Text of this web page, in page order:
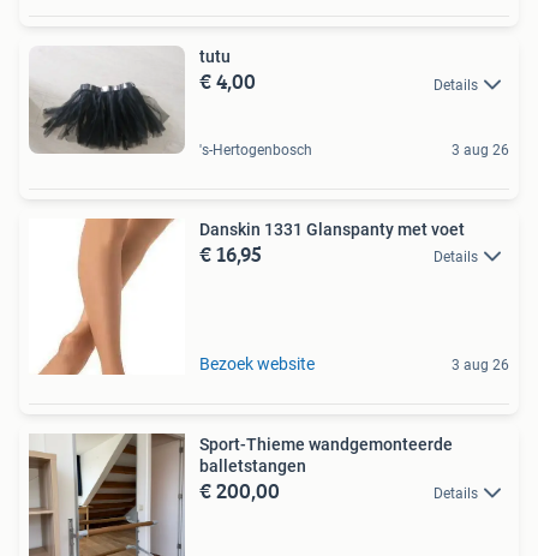
tutu
€ 4,00 Details
's-Hertogenbosch 3 aug 26
Danskin 1331 Glanspanty met voet
€ 16,95 Details
Bezoek website 3 aug 26
Sport-Thieme wandgemonteerde
balletstangen
€ 200,00 Details